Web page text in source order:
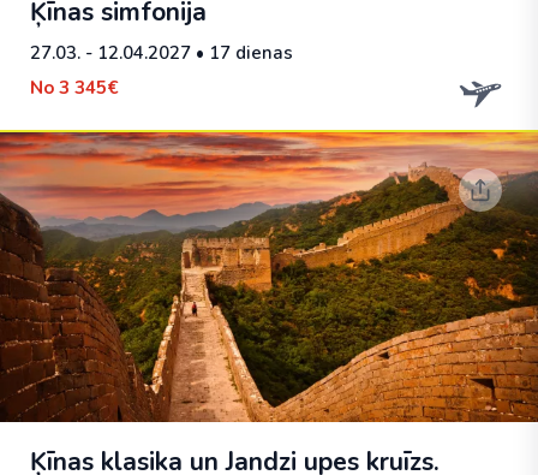
Ķīnas simfonija
27.03. - 12.04.2027 • 17 dienas
No 3 345€
Ķīnas klasika un Jandzi upes kruīzs.